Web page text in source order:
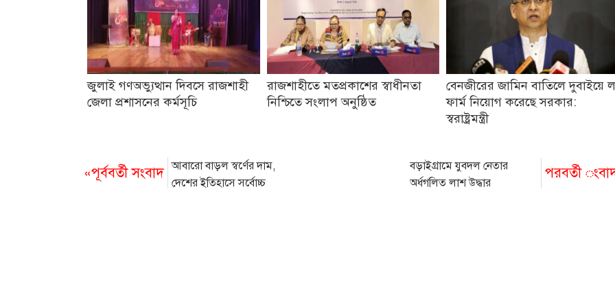
জুলাই গণঅভ্যুত্থান দিবসে রাজশাহী
জেলা প্রশাসনের কর্মসূচি
রাজশাহীতে মতপ্রকাশের স্বাধীনতা
নিশ্চিতে সংলাপ অনুষ্ঠিত
বেনজীরের জামিন বাতিলে দুবাইয়ে
ফার্ম নিয়োগ করেছে সরকার:
স্বরাষ্ট্রমন্ত্রী
«পূর্ববর্তী সংবাদ আবারো বাড়ল স্বর্ণের দাম,
দেশের ইতিহাসে সর্বোচ্চ
পরবর্তী
বড়াইগ্রামে যুবদল নেতার
অর্ধগলিত লাশ উদ্ধার